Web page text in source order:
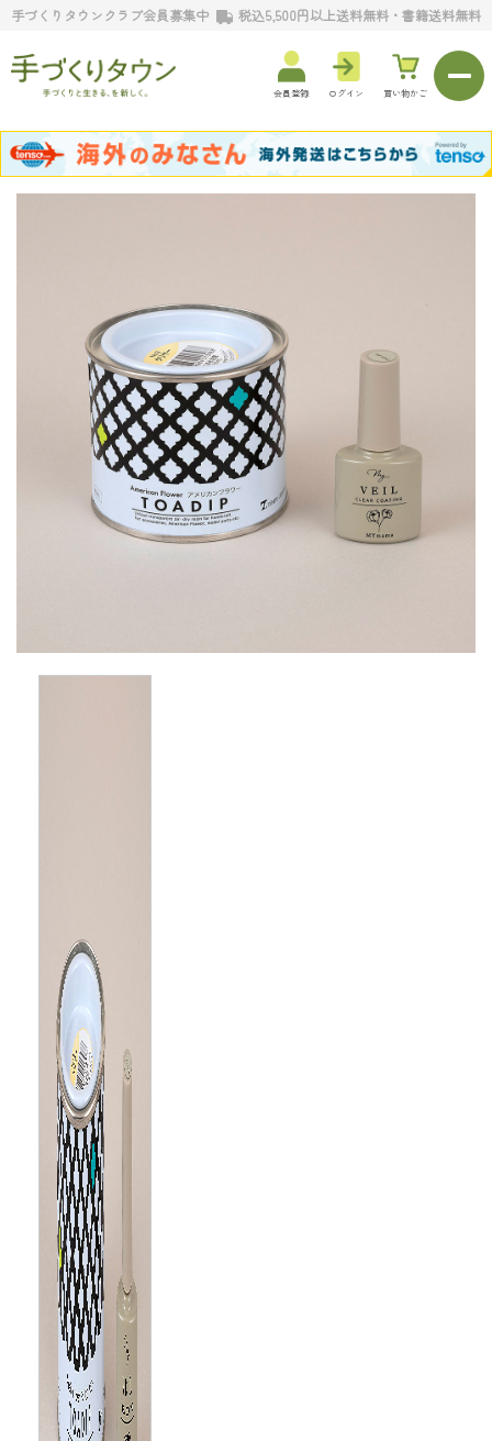
手づくりタウンクラブ会員募集中 税込5,500円以上送料無料・書籍送料無料
会員登録 ログイン 買い物かご